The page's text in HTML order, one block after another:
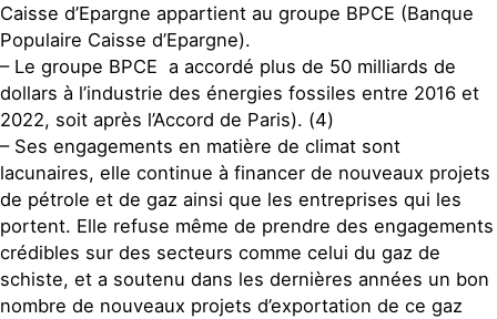
Caisse d’Epargne appartient au groupe BPCE (Banque
Populaire Caisse d’Epargne).
– Le groupe BPCE a accordé plus de 50 milliards de
dollars à l’industrie des énergies fossiles entre 2016 et
2022, soit après l’Accord de Paris). (4)
– Ses engagements en matière de climat sont
lacunaires, elle continue à financer de nouveaux projets
de pétrole et de gaz ainsi que les entreprises qui les
portent. Elle refuse même de prendre des engagements
crédibles sur des secteurs comme celui du gaz de
schiste, et a soutenu dans les dernières années un bon
nombre de nouveaux projets d’exportation de ce gaz